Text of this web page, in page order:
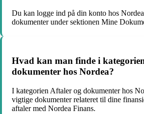
Du kan logge ind på din konto hos
dokumenter under sektionen Mine
Hvad kan man finde i
dokumenter hos Nordea?
I kategorien Aftaler og dokumenter hos
vigtige dokumenter relateret til dine
aftaler med Nordea Finans.